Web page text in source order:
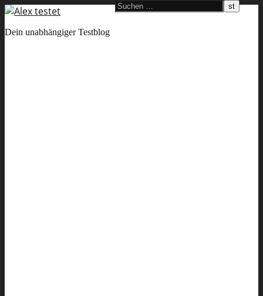
Dein unabhängiger Testblog